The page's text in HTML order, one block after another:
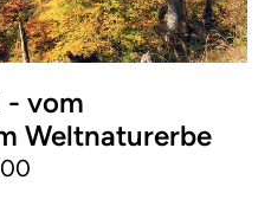
- vom
Weltnaturerbe